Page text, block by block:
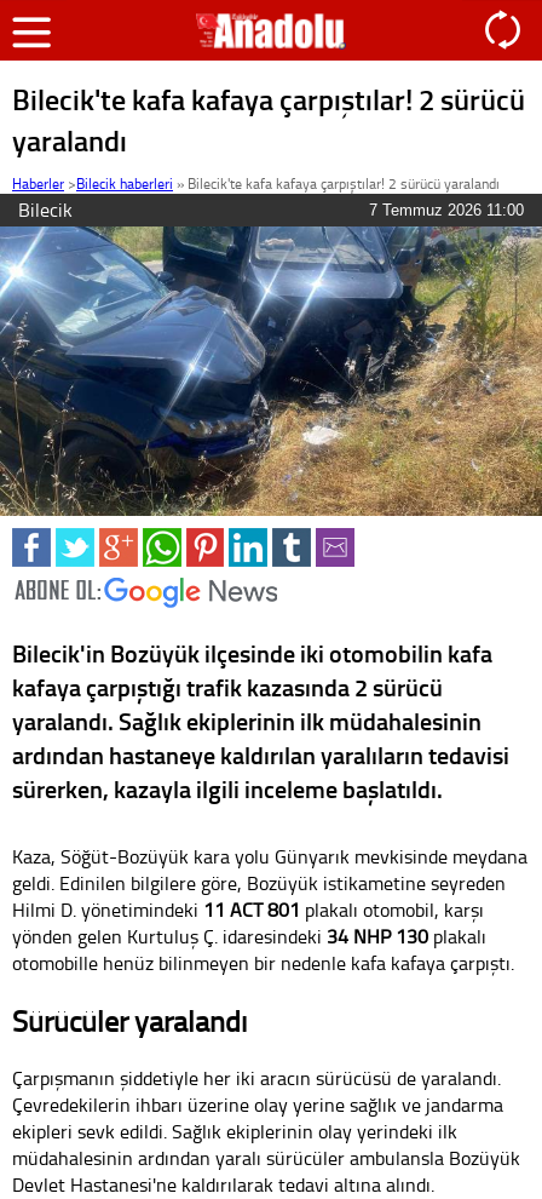
Bilecik'te kafa kafaya çarpıştılar! 2 sürücü
yaralandı
Haberler >Bilecik haberleri » Bilecik'te kafa kafaya çarpıştılar! 2 sürücü yaralandı
Bilecik 7 Temmuz 2026 11:00
Bilecik'in Bozüyük ilçesinde iki otomobilin kafa
kafaya çarpıştığı trafik kazasında 2 sürücü
yaralandı. Sağlık ekiplerinin ilk müdahalesinin
ardından hastaneye kaldırılan yaralıların tedavisi
sürerken, kazayla ilgili inceleme başlatıldı.
Kaza, Söğüt-Bozüyük kara yolu Günyarık mevkisinde meydana
geldi. Edinilen bilgilere göre, Bozüyük istikametine seyreden
Hilmi D. yönetimindeki 11 ACT 801 plakalı otomobil, karşı
yönden gelen Kurtuluş Ç. idaresindeki 34 NHP 130 plakalı
otomobille henüz bilinmeyen bir nedenle kafa kafaya çarpıştı.
Sürücüler yaralandı
Çarpışmanın şiddetiyle her iki aracın sürücüsü de yaralandı.
Çevredekilerin ihbarı üzerine olay yerine sağlık ve jandarma
ekipleri sevk edildi. Sağlık ekiplerinin olay yerindeki ilk
müdahalesinin ardından yaralı sürücüler ambulansla Bozüyük
Devlet Hastanesi'ne kaldırılarak tedavi altına alındı.